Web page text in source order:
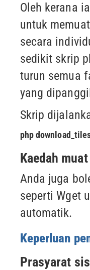
Oleh kerana
untuk
secara
sedikit skrip
turun semua
yang
Skrip
php
Kaedah
Anda juga
seperti Wget
automatik.
Keperluan
Prasyarat